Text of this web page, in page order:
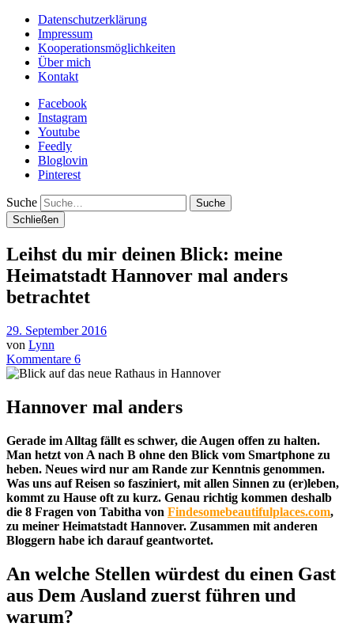
Datenschutzerklärung
Impressum
Kooperationsmöglichkeiten
Über mich
Kontakt
Facebook
Instagram
Youtube
Feedly
Bloglovin
Pinterest
Suche
Schließen
Leihst du mir deinen Blick: meine
Heimatstadt Hannover mal anders
betrachtet
29. September 2016
von Lynn
Kommentare 6
Hannover mal anders
Gerade im Alltag fällt es schwer, die Augen offen zu halten.
Man hetzt von A nach B ohne den Blick vom Smartphone zu
heben. Neues wird nur am Rande zur Kenntnis genommen.
Was uns auf Reisen so fasziniert, mit allen Sinnen zu (er)leben,
kommt zu Hause oft zu kurz. Genau richtig kommen deshalb
die 8 Fragen von Tabitha von Findesomebeautifulplaces.com,
zu meiner Heimatstadt Hannover. Zusammen mit anderen
Bloggern habe ich darauf geantwortet.
An welche Stellen würdest du einen Gast
aus Dem Ausland zuerst führen und
warum?